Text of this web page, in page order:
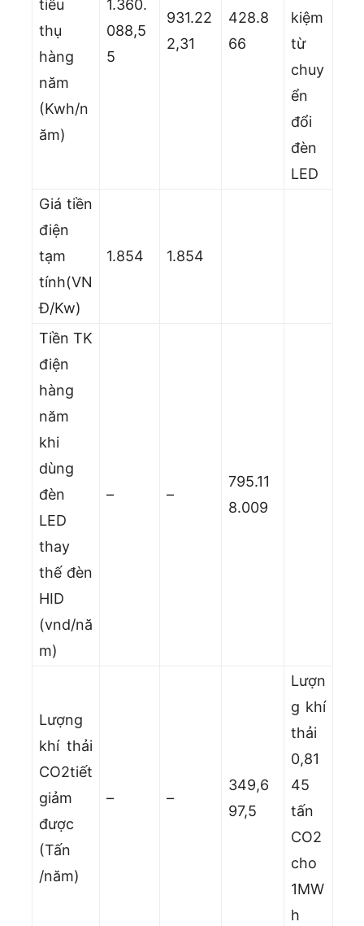
tiêu
thụ
hàng
năm
(Kwh/n
ăm)
1.360.
088,5
5
931.22
2,31
428.8
66
kiệm
từ
chuy
ển
đổi
đèn
LED
Giá tiền
điện
tạm
tính(VN
Đ/Kw)
1.854 1.854
Tiền TK
điện
hàng
năm
khi
dùng
đèn
LED
thay
thế đèn
HID
(vnd/nă
m)
– –
795.11
8.009
Lượng
khí thải
CO2tiết
giảm
được
(Tấn
/năm)
– –
349,6
97,5
Lượn
g khí
thải
0,81
45
tấn
CO2
cho
1MW
h